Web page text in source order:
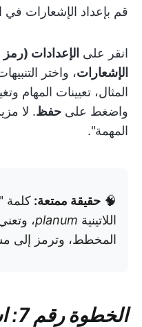
قم بإعداد الإشعارات
انقر على الإعدادات
الإشعارات، واختر
المثال، تعيينات المهام
واضغط على حفظ. لا
المهمة".
🧠 حقيقة ممتعة: كلمة
اللاتينية planum،
المخطط، وترمز إلى